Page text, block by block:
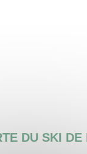
DU SKI DE